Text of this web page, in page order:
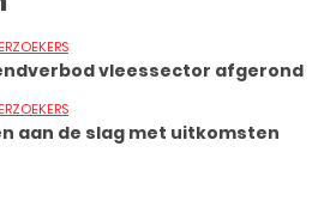
vleessector afgerond
aan de slag met uitkomsten